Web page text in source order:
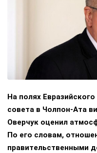
На полях
совета в Чолпон-Ата
Оверчук оценил
По его словам,
правительственными